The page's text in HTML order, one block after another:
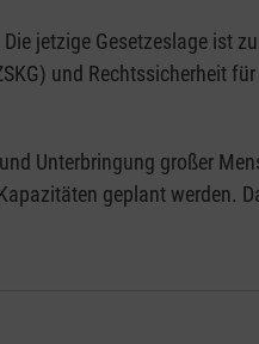
jetzige Gesetzeslage ist
und Rechtssicherheit
Unterbringung großer
geplant werden.